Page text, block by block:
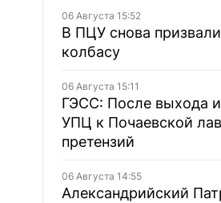
06 Августа 15:52
В ПЦУ снова
колбасу
06 Августа 15:11
ГЭСС: После выхода
УПЦ к Почаевской
претензий
06 Августа 14:55
Александрийский